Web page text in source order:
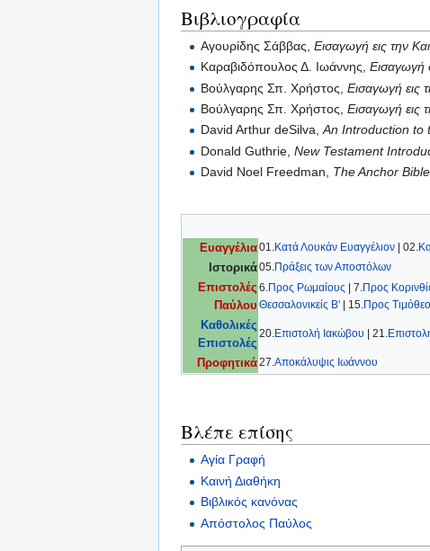
Βιβλιογραφία
Αγουρίδης Σάββας,Εισαγωγή εις την
Καραβιδόπουλος Δ. Ιωάννης,Εισαγωγή
Βούλγαρης Σπ. Χρήστος,Εισαγωγή εις
Βούλγαρης Σπ. Χρήστος,Εισαγωγή εις
David Arthur deSilva,An Introduction to
Donald Guthrie,New Testament
David Noel Freedman, The Anchor
Ευαγγέλια01.Κατά Λουκάν Ευαγγέλιον | 02.
Ιστορικά05.Πράξεις των Αποστόλων
Επιστολές
Παύλου
6.Προς Ρωμαίους | 7.Προς
Θεσσαλονικείς Β' | 15.Προς
Καθολικές
Επιστολές
20.Επιστολή Ιακώβου | 21.
Προφητικά27.Αποκάλυψις Ιωάννου
Βλέπε επίσης
Αγία Γραφή
Καινή Διαθήκη
Βιβλικός κανόνας
Απόστολος Παύλος